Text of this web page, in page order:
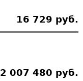
16 729 руб.
2 007 480 руб.